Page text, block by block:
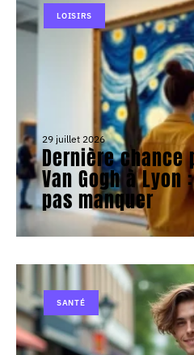
LOISIRS
29 juillet 2026
Dernière chance
Van Gogh à
pas manquer
SANTÉ